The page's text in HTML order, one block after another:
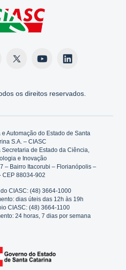
os direitos reservados.
Automação do Estado de Santa
S.A. – CIASC
Secretaria de Estado da Ciência,
e Inovação
– Bairro Itacorubi – Florianópolis –
CEP 88034-902
CIASC: (48) 3664-1000
dias úteis das 12h às 19h
CIASC: (48) 3664-1100
24 horas, 7 dias por semana